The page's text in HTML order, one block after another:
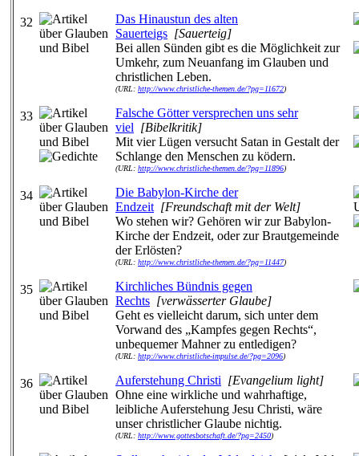
32
Das Hinaustun des alten
Sauerteigs [Sauerteig]
Bei allen Sünden gibt es die Möglichkeit zur
Umkehr, zum Neuanfang im Glauben und
christlichen Leben.
(URL: http://www.christliche-themen.de/?pg=11672)
33
Falsche Götter versprechen uns sehr
viel [Bibelkritik]
Mit vier Lügen versucht Satan in Gestalt der
Schlange den Menschen zu ködern.
(URL: http://www.christliche-themen.de/?pg=11896)
34
Die Babylon-Kirche der
Endzeit [Freundschaft mit der Welt]
Wo stehen wir? Gehören wir zur Babylon-
Kirche der Endzeit, oder zur Brautgemeinde
der Erlösten?
(URL: http://www.christliche-themen.de/?pg=11447)
35
Kirchliches Bündnis gegen
Rechts [verwässerter Glaube]
Geht es vielleicht darum, sich unter dem
Vorwand des „Kampfes gegen Rechts“,
unbequemer Mahner zu entledigen?
(URL: http://www.christliche-impulse.de/?pg=2096)
36 Auferstehung Christi [Evangelium light]
Ohne eine wirkliche und wahrhaftige,
leibliche Auferstehung Jesu Christi, wäre
unser christlicher Glaube nichtig.
(URL: http://www.gottesbotschaft.de/?pg=2450)